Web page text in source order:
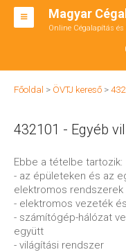
Magyar
Online Cégalapítás
BT ALAPÍTÁS
CÉGMÓDOSÍTÁS
ÁTALAKULÁS
TEÁOR SZÁMOK '08
ENGEDÉLYKÖTELES
KAPCSOLAT
Főoldal > ÖVTJ kereső >
432101 - Egyéb
Ebbe a tételbe tartozik:
- az épületeken és az
elektromos
- elektromos vezeték
- számítógép-hálózat
együtt
- világítási rendszer